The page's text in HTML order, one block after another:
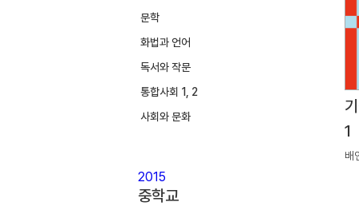
문학
화법과 언어
독서와 작문
통합사회 1, 2
사회와 문화
2015
중학교
1
배